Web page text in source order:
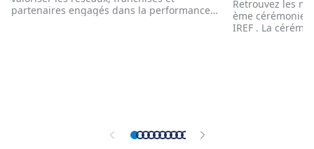
partenaires engagés dans la performance
Retrouvez les
ème cérémonie
IREF . La